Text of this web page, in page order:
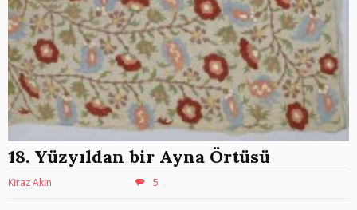
18. Yüzyıldan bir Ayna Örtüsü
Kiraz Akın 5